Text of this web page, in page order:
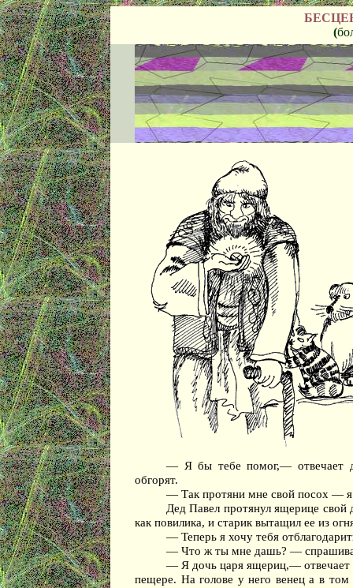
(
— Я бы тебе помог,— отвечает
обгорят.
— Так протяни мне свой посох —
Дед Павел протянул ящерице свой
как повилика, и старик вытащил ее из
— Теперь я хочу тебя
— Что ж ты мне дашь? —
— Я дочь царя ящериц,—
пещере. На голове у него венец а в том